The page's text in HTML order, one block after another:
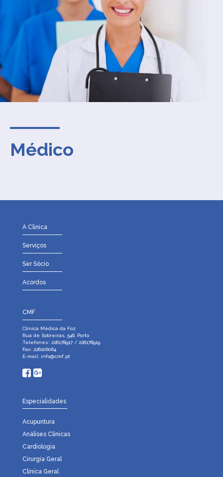
Médico
A Clinica
Serviços
Ser Sócio
Acordos
CMF
Clínica Médica da Foz
Rua de Sobreiras, 546, Porto
Telefones: 226178917 / 226178919
Fax: 226106064
E-mail: info@cmf.pt
Especialidades
Acupuntura
Análises Clínicas
Cardiologia
Cirurgia Geral
Clínica Geral